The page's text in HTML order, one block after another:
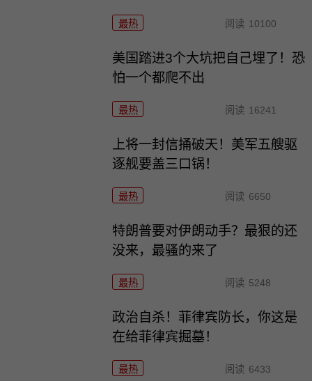
最热 阅读 10100
美国踏进3个大坑把自己埋了！恐
怕一个都爬不出
最热 阅读 16241
上将一封信捅破天！美军五艘驱
逐舰要盖三口锅！
最热 阅读 6650
特朗普要对伊朗动手？最狠的还
没来，最骚的来了
最热 阅读 5248
政治自杀！菲律宾防长，你这是
在给菲律宾掘墓！
最热 阅读 6433